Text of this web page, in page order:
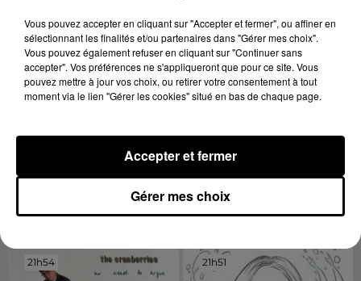
6h30 - 10h00
DERNIERS TITRES
21h54
21h54 21h51
21h51
Vous pouvez accepter en cliquant sur "Accepter et fermer", ou affiner en
sélectionnant les finalités et/ou partenaires dans "Gérer mes choix".
Vous pouvez également refuser en cliquant sur "Continuer sans
accepter". Vos préférences ne s'appliqueront que pour ce site. Vous
pouvez mettre à jour vos choix, ou retirer votre consentement à tout
moment via le lien "Gérer les cookies" situé en bas de chaque page.
Gérer mes choix
Accepter et fermer